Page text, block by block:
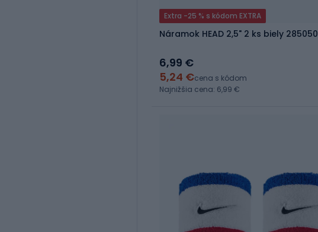
Extra -25 % s kódom EXTRA
Náramok HEAD 2,5" 2 ks biely 285050
6,99 €
5,24 €cena s kódom
Najnižšia cena: 6,99 €